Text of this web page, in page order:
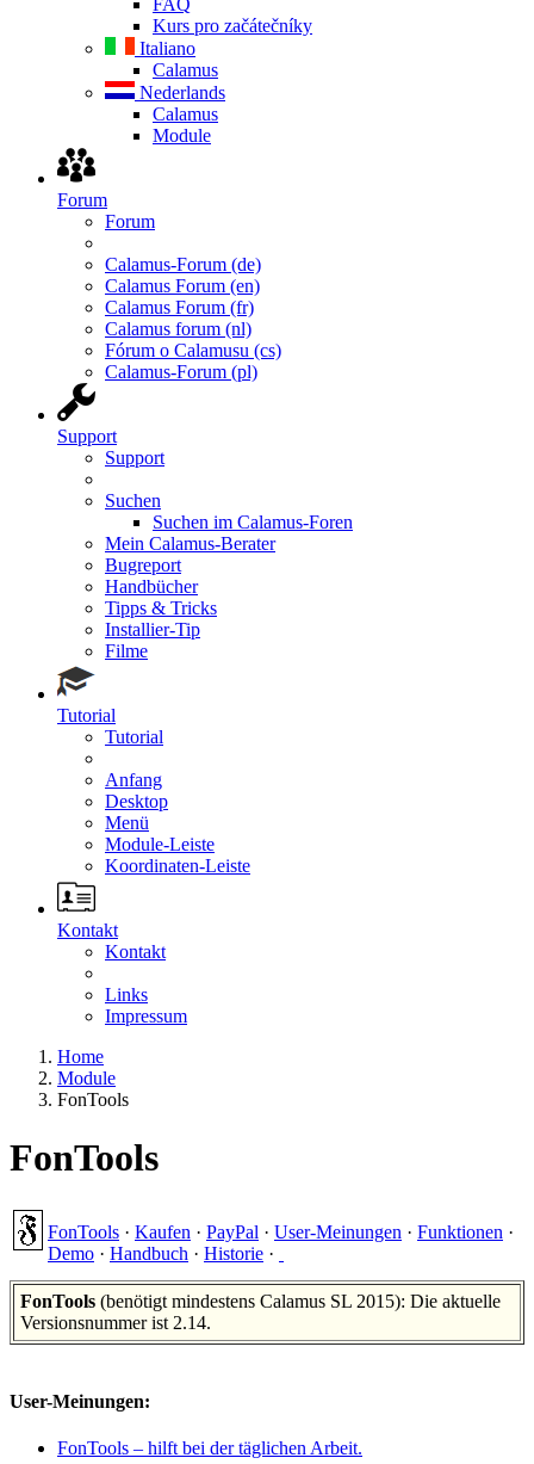
FAQ
Kurs pro začátečníky
Italiano
Calamus
Nederlands
Calamus
Module
Forum
Forum
Calamus-Forum (de)
Calamus Forum (en)
Calamus Forum (fr)
Calamus forum (nl)
Fórum o Calamusu (cs)
Calamus-Forum (pl)
Support
Support
Suchen
Suchen im Calamus-Foren
Mein Calamus-Berater
Bugreport
Handbücher
Tipps & Tricks
Installier-Tip
Filme
Tutorial
Tutorial
Anfang
Desktop
Menü
Module-Leiste
Koordinaten-Leiste
Kontakt
Kontakt
Links
Impressum
Home
Module
FonTools
FonTools
FonTools · Kaufen · PayPal · User-Meinungen · Funktionen ·
Demo · Handbuch · Historie ·
FonTools (benötigt mindestens Calamus SL 2015): Die aktuelle
Versionsnummer ist 2.14.
User-Meinungen:
FonTools – hilft bei der täglichen Arbeit.